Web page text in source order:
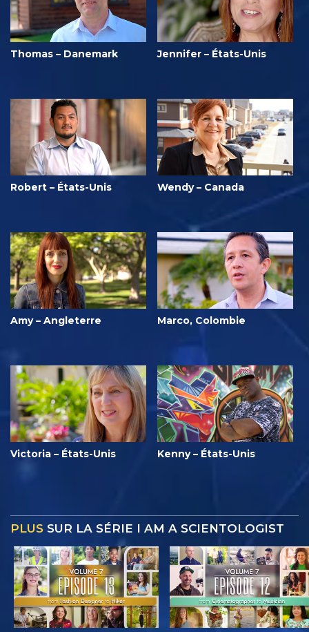
Thomas – Danemark Jennifer – États-Unis
Robert – États-Unis Wendy – Canada
Amy – Angleterre Marco, Colombie
Victoria – États-Unis Kenny – États-Unis
PLUS SUR LA SÉRIE I AM A SCIENTOLOGIST